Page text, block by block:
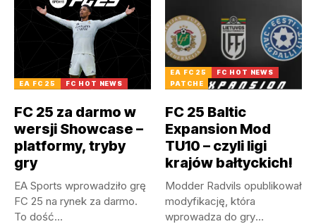
EA FC 25 FC HOT NEWS
FC 25 za darmo w
wersji Showcase –
platformy, tryby
gry
EA Sports wprowadziło grę
FC 25 na rynek za darmo.
To dość...
EA FC 25
FC HOT NEWS
PATCHE
FC 25 Baltic
Expansion Mod
TU10 – czyli ligi
krajów bałtyckich!
Modder Radvils opublikował
modyfikację, która
wprowadza do gry